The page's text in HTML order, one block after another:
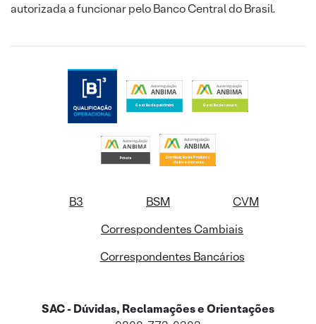
autorizada a funcionar pelo Banco Central do Brasil.
B3 BSM
CVM
Correspondentes Cambiais
Correspondentes Bancários
SAC - Dúvidas, Reclamações e Orientações